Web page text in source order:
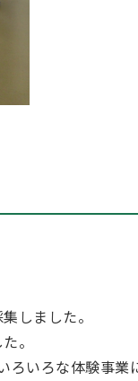
しました。
。
ろいろな体験事業